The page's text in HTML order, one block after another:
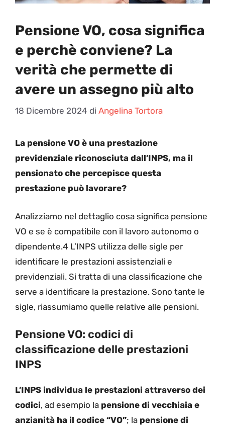
Pensione VO, cosa significa
e perchè conviene? La
verità che permette di
avere un assegno più alto
18 Dicembre 2024 di Angelina Tortora
La pensione VO è una prestazione
previdenziale riconosciuta dall’INPS, ma il
pensionato che percepisce questa
prestazione può lavorare?
Analizziamo nel dettaglio cosa significa pensione
VO e se è compatibile con il lavoro autonomo o
dipendente.4 L’INPS utilizza delle sigle per
identificare le prestazioni assistenziali e
previdenziali. Si tratta di una classificazione che
serve a identificare la prestazione. Sono tante le
sigle, riassumiamo quelle relative alle pensioni.
Pensione VO: codici di
classificazione delle prestazioni
INPS
L’INPS individua le prestazioni attraverso dei
codici, ad esempio la pensione di vecchiaia e
anzianità ha il codice “VO”; la pensione di